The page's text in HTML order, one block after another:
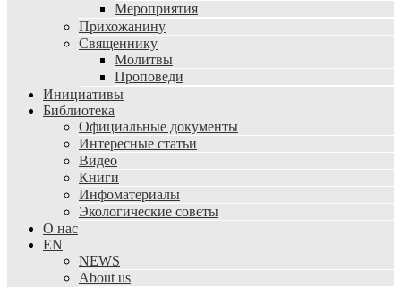
Мероприятия
Прихожанину
Священнику
Молитвы
Проповеди
Инициативы
Библиотека
Официальные документы
Интересные статьи
Видео
Книги
Инфоматериалы
Экологические советы
О нас
EN
NEWS
About us